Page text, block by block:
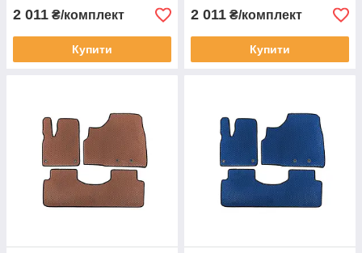
2 011 ₴/комплект
Купити
2 011 ₴/комплект
Купити